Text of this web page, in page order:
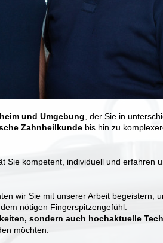
und Umgebung , der Sie in
Zahnheilkunde bis hin zu
Sie kompetent, individuell und erfahren
wir Sie mit unserer Arbeit begeistern,
nötigen Fingerspitzengefühl.
sondern auch hochaktuelle
möchten.